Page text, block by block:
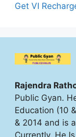
Get VI
Rajendra
Public Gyan.
Education (10
& 2014 and is
Currently, He